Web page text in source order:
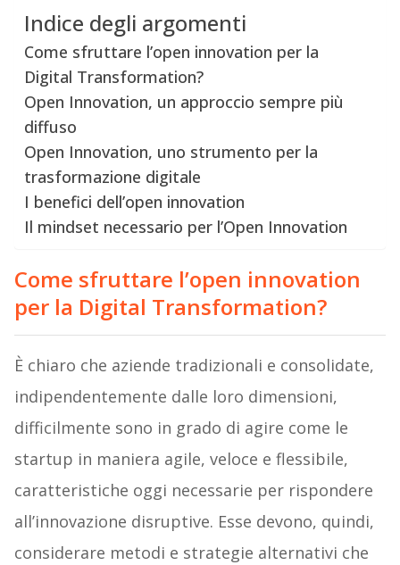
Indice degli argomenti
Come sfruttare l’open innovation per la
Digital Transformation?
Open Innovation, un approccio sempre più
diffuso
Open Innovation, uno strumento per la
trasformazione digitale
I benefici dell’open innovation
Il mindset necessario per l’Open Innovation
Come sfruttare l’open innovation
per la Digital Transformation?
È chiaro che aziende tradizionali e consolidate,
indipendentemente dalle loro dimensioni,
difficilmente sono in grado di agire come le
startup in maniera agile, veloce e flessibile,
caratteristiche oggi necessarie per rispondere
all’innovazione disruptive. Esse devono, quindi,
considerare metodi e strategie alternativi che